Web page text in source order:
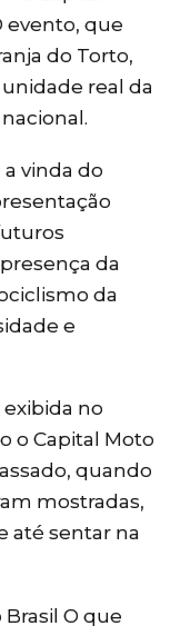
evento, que
do Torto,
real da
vinda do
da
da
e
no
o Capital Moto
quando
mostradas,
até sentar na